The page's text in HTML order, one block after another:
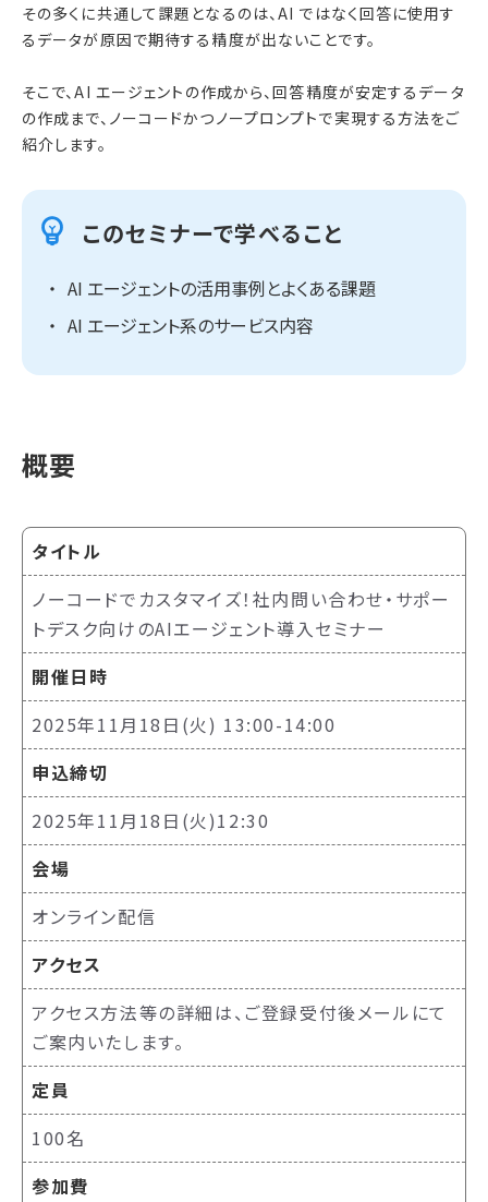
その多くに共通して課題となるのは、AI ではなく回答に使用す
るデータが原因で期待する精度が出ないことです。
そこで、AI エージェントの作成から、回答精度が安定するデータ
の作成まで、ノーコードかつノープロンプトで実現する方法をご
紹介します。
このセミナーで学べること
AI エージェントの活用事例とよくある課題
AI エージェント系のサービス内容
概要
タイトル
ノーコードでカスタマイズ！社内問い合わせ・サポー
トデスク向けのAIエージェント導入セミナー
開催日時
2025年11月18日(火) 13:00-14:00
申込締切
2025年11月18日(火)12:30
会場
オンライン配信
アクセス
アクセス方法等の詳細は、ご登録受付後メールにて
ご案内いたします。
定員
100名
参加費